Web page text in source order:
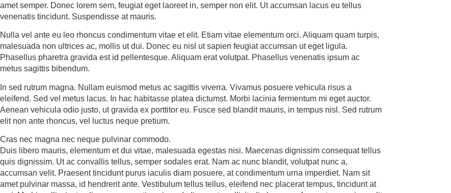
amet semper. Donec lorem sem, feugiat eget laoreet in, semper non elit. Ut accumsan lacus eu tellus
venenatis tincidunt. Suspendisse at mauris.
Nulla vel ante eu leo rhoncus condimentum vitae et elit. Etiam vitae elementum orci. Aliquam quam turpis,
malesuada non ultrices ac, mollis ut dui. Donec eu nisl ut sapien feugiat accumsan ut eget ligula.
Phasellus pharetra gravida est id pellentesque. Aliquam erat volutpat. Phasellus venenatis ipsum ac
metus sagittis bibendum.
In sed rutrum magna. Nullam euismod metus ac sagittis viverra. Vivamus posuere vehicula risus a
eleifend. Sed vel metus lacus. In hac habitasse platea dictumst. Morbi lacinia fermentum mi eget auctor.
Aenean vehicula odio justo, ut gravida ex porttitor eu. Fusce sed blandit mauris, in tempus nisl. Sed rutrum
elit non ante rhoncus, vel luctus neque pretium.
Cras nec magna nec neque pulvinar commodo.
Duis libero mauris, elementum et dui vitae, malesuada egestas nisi. Maecenas dignissim consequat tellus
quis dignissim. Ut ac convallis tellus, semper sodales erat. Nam ac nunc blandit, volutpat nunc a,
accumsan velit. Praesent tincidunt purus iaculis diam posuere, at condimentum urna imperdiet. Nam sit
amet pulvinar massa, id hendrerit ante. Vestibulum tellus tellus, eleifend nec placerat tempus, tincidunt at